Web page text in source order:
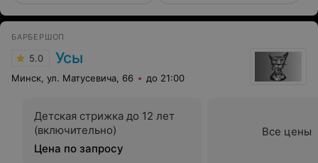
БАРБЕРШОП
5.0 Усы
Минск, ул. Матусевича, 66 до 21:00
Детская стрижка до 12 лет
(включительно)
Цена по запросу
Все цены